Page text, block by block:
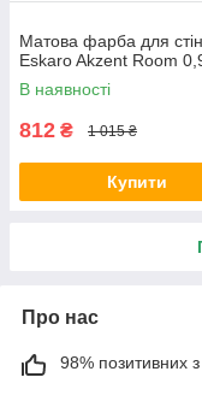
Матова фарба для стін
Eskaro Akzent Room
В наявності
812 ₴ 1 015 ₴
Купити
Про нас
98% позитивних з